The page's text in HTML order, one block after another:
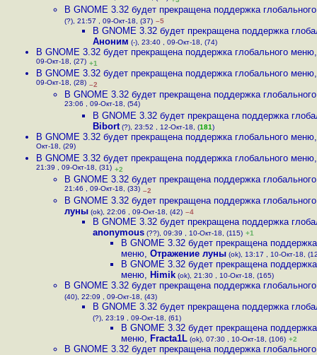
В GNOME 3.32 будет прекращена поддержка
(?), 21:57 , 09-Окт-18, (37) –5
В GNOME 3.32 будет прекращена поддержка
Аноним (-), 23:40 , 09-Окт-18, (74)
В GNOME 3.32 будет прекращена поддержка глобального меню
09-Окт-18, (27) +1
В GNOME 3.32 будет прекращена поддержка глобального меню
09-Окт-18, (28) –2
В GNOME 3.32 будет прекращена поддержка
23:06 , 09-Окт-18, (54)
В GNOME 3.32 будет прекращена поддержка
Bibort (?), 23:52 , 12-Окт-18, (181)
В GNOME 3.32 будет прекращена поддержка глобального меню
Окт-18, (29)
В GNOME 3.32 будет прекращена поддержка глобального меню
21:39 , 09-Окт-18, (31) +2
В GNOME 3.32 будет прекращена поддержка
21:46 , 09-Окт-18, (33) –2
В GNOME 3.32 будет прекращена поддержка
луны (ok), 22:06 , 09-Окт-18, (42) –4
В GNOME 3.32 будет прекращена поддержка
anonymous (??), 09:39 , 10-Окт-18, (115) +1
В GNOME 3.32 будет прекращена
меню, Отражение луны (ok), 13:17 , 10-Окт-18,
В GNOME 3.32 будет прекращена
меню, Himik (ok), 21:30 , 10-Окт-18, (165)
В GNOME 3.32 будет прекращена поддержка
(40), 22:09 , 09-Окт-18, (43)
В GNOME 3.32 будет прекращена поддержка
(?), 23:19 , 09-Окт-18, (61)
В GNOME 3.32 будет прекращена
меню, Fracta1L (ok), 07:30 , 10-Окт-18, (106) +2
В GNOME 3.32 будет прекращена поддержка